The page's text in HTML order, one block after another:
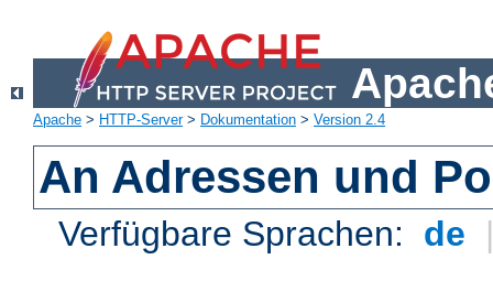
Apache > HTTP-Server> Dokumentation > Version 2.4
An Adressen und
Verfügbare Sprachen: de